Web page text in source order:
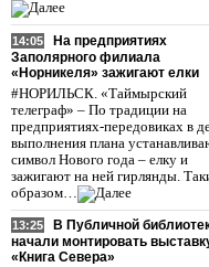
14:05
На предприятиях
Заполярного филиала
«Норникеля» зажигают елки
#НОРИЛЬСК. «Таймырский
телеграф» – По традиции на
предприятиях-передовиках в
выполнения плана
символ Нового года – елку и
зажигают на ней гирлянды.
образом…
13:25
В Публичной
начали монтировать
«Книга Севера»